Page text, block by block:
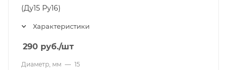
(Ду15 Ру16)
Характеристики
290 руб./шт
Диаметр, мм — 15